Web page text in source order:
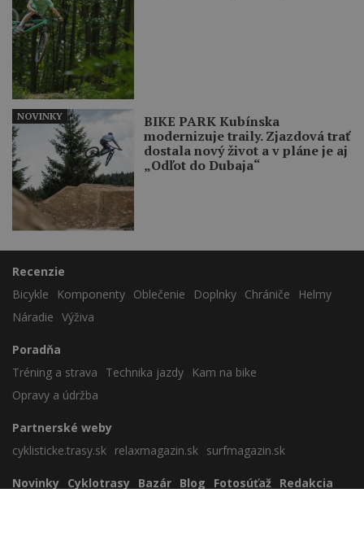
BIKE PARK Kubínska
modernizuje traily. Zjazdová trať
dostala nový život a v pláne je aj
„Odľot do Dubaja“
NOVINKY
Recenzie
Bicykle
Komponenty Oblečenie Doplnky Chrániče
Helmy
Náradie Výživa
Poradňa
Tréning a strava
Technika jazdy
Kam na bike
Opravy a údržba
Partnerské weby
cyklisticke.trasy.sk relaxmagazin.sk surfmagazin.sk
Novinky Cyklotrasy Bazár Blog Fotosúťaž Redakcia